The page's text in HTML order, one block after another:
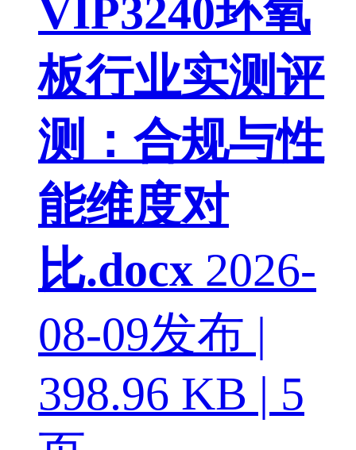
VIP3240环氧
板行业实测评
测：合规与性
能维度对
比.docx 2026-
08-09发布 |
398.96 KB | 5